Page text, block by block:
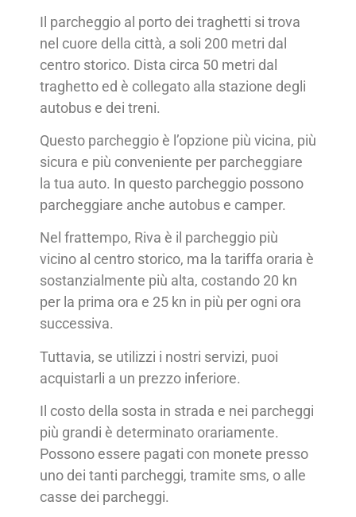
Il parcheggio al porto dei traghetti si trova
nel cuore della città, a soli 200 metri dal
centro storico. Dista circa 50 metri dal
traghetto ed è collegato alla stazione degli
autobus e dei treni.
Questo parcheggio è l’opzione più vicina, più
sicura e più conveniente per parcheggiare
la tua auto. In questo parcheggio possono
parcheggiare anche autobus e camper.
Nel frattempo, Riva è il parcheggio più
vicino al centro storico, ma la tariffa oraria è
sostanzialmente più alta, costando 20 kn
per la prima ora e 25 kn in più per ogni ora
successiva.
Tuttavia, se utilizzi i nostri servizi, puoi
acquistarli a un prezzo inferiore.
Il costo della sosta in strada e nei parcheggi
più grandi è determinato orariamente.
Possono essere pagati con monete presso
uno dei tanti parcheggi, tramite sms, o alle
casse dei parcheggi.